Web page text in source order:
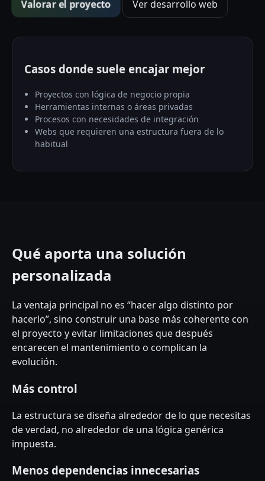
Valorar el proyecto Ver desarrollo web
Casos donde suele encajar mejor
Proyectos con lógica de negocio propia
Herramientas internas o áreas privadas
Procesos con necesidades de integración
Webs que requieren una estructura fuera de lo
habitual
Qué aporta una solución
personalizada
La ventaja principal no es “hacer algo distinto por
hacerlo”, sino construir una base más coherente con
el proyecto y evitar limitaciones que después
encarecen el mantenimiento o complican la
evolución.
Más control
La estructura se diseña alrededor de lo que necesitas
de verdad, no alrededor de una lógica genérica
impuesta.
Menos dependencias innecesarias